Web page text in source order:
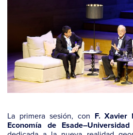
La primera sesión, con
F. Xavier
Economía de Esade–Universidad